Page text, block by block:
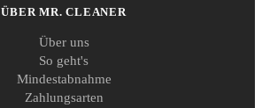
ÜBER MR. CLEANER
Über uns
So geht's
Mindestabnahme
Zahlungsarten